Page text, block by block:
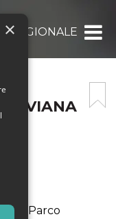
REGIONALE DEI
SUVIANA
nel Parco
×